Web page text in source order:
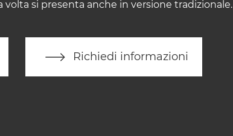
si presenta anche in versione tradizionale.
Richiedi informazioni